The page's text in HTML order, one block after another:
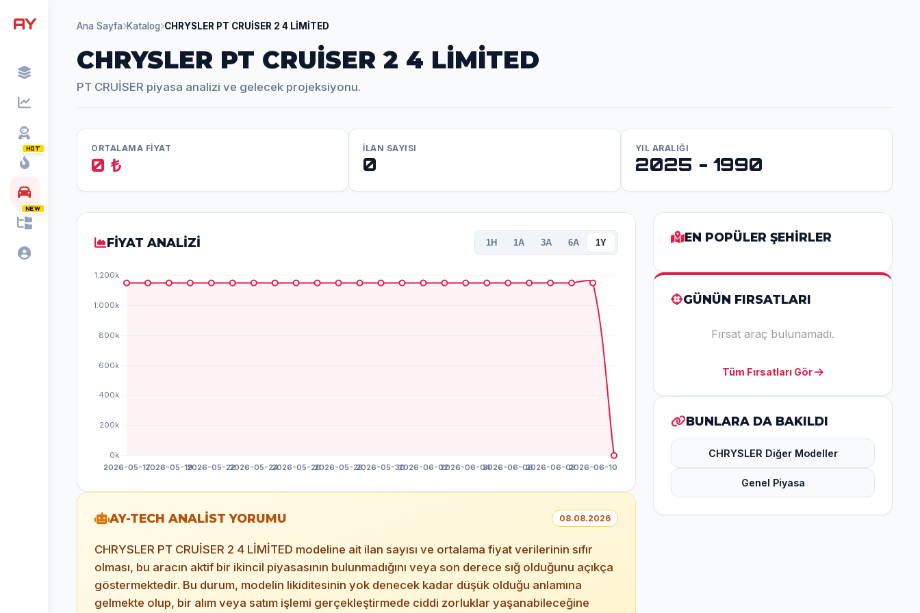
AY
HOT
NEW
Ana Sayfa Katalog CHRYSLER PT CRUİSER 2 4 LİMİTED
CHRYSLER PT CRUİSER 2 4 LİMİTED
PT CRUİSER piyasa analizi ve gelecek projeksiyonu.
ORTALAMA FİYAT
0 ₺
İLAN SAYISI
0
YIL ARALIĞI
2025 - 1990
FİYAT ANALİZİ 1H 1A 3A 6A 1Y
AY-TECH ANALİST YORUMU 08.08.2026
CHRYSLER PT CRUİSER 2 4 LİMİTED modeline ait ilan sayısı ve ortalama fiyat verilerinin sıfır
olması, bu aracın aktif bir ikincil piyasasının bulunmadığını veya son derece sığ olduğunu açıkça
göstermektedir. Bu durum, modelin likiditesinin yok denecek kadar düşük olduğu anlamına
gelmekte olup, bir alım veya satım işlemi gerçekleştirmede ciddi zorluklar yaşanabileceğine
EN POPÜLER ŞEHİRLER
GÜNÜN FIRSATLARI
Fırsat araç bulunamadı.
Tüm Fırsatları Gör
BUNLARA DA BAKILDI
CHRYSLER Diğer Modeller
Genel Piyasa